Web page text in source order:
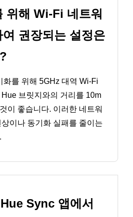
위해 Wi-Fi 네트워
권장되는 설정은
화를 위해 5GHz 대역 Wi-Fi
브릿지와의 거리를 10m
이 좋습니다. 이러한 네트워
이나 동기화 실패를 줄이는
Sync 앱에서